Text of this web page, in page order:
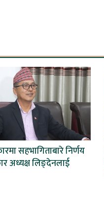
सहभागिताबारे निर्णय
अध्यक्ष लिङ्देनलाई